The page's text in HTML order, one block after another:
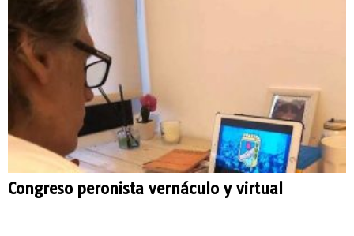
Congreso peronista vernáculo y virtual